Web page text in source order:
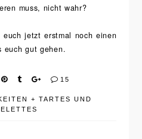
muss, nicht wahr?
jetzt erstmal noch einen
euch gut gehen.
15
+ TARTES UND